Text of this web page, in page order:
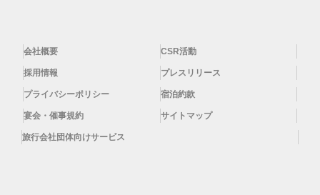
会社概要 CSR活動
採用情報 プレスリリース
プライバシーポリシー 宿泊約款
宴会・催事規約 サイトマップ
旅行会社団体向けサービス